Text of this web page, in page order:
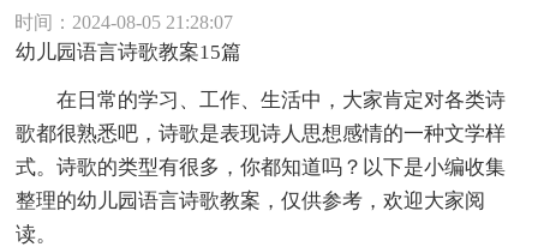
时间：2024-08-05 21:28:07
幼儿园语言诗歌教案15篇
在日常的学习、工作、生活中，大家肯定对各类诗
歌都很熟悉吧，诗歌是表现诗人思想感情的一种文学样
式。诗歌的类型有很多，你都知道吗？以下是小编收集
整理的幼儿园语言诗歌教案，仅供参考，欢迎大家阅
读。